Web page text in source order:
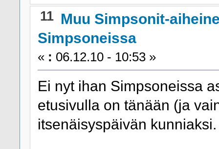
11 Muu Simpsonit-
Simpsoneissa
« : 06.12.10 - 10:53 »
Ei nyt ihan Simpsoneissa
etusivulla on tänään (ja
itsenäisyspäivän